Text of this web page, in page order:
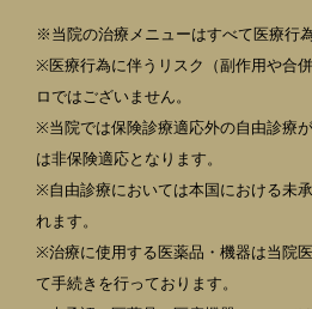
※当院の治療メニューはすべて医療行
※医療行為に伴うリスク（副作用や合
ロではございません。
※当院では保険診療適応外の自由診療
は非保険適応となります。
※自由診療においては本国における未
れます。
※治療に使用する医薬品・機器は当院
て手続きを行っております。